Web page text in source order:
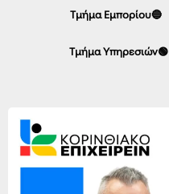
Τμήμα Εμπορίου🔵
Τμήμα Υπηρεσιών🟢